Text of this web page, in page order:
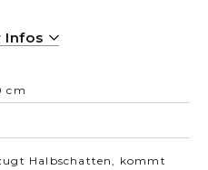
Infos
cm
Halbschatten, kommt